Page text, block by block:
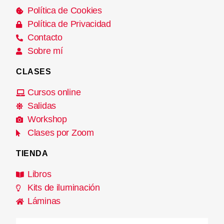
Política de Cookies
Política de Privacidad
Contacto
Sobre mí
CLASES
Cursos online
Salidas
Workshop
Clases por Zoom
TIENDA
Libros
Kits de iluminación
Láminas